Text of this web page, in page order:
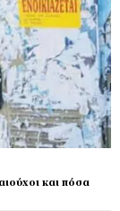
και πόσα